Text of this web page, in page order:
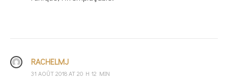
RACHELMJ
31 AOÛT 2018 AT 20 H 12 MIN